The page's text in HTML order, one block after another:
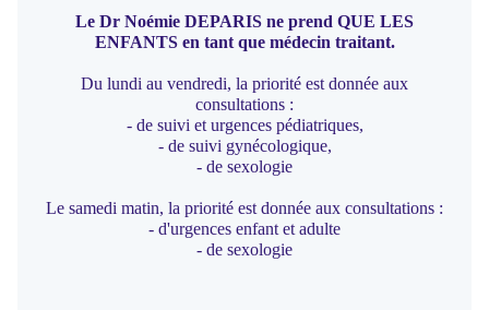
Le Dr Noémie DEPARIS ne prend QUE LES
ENFANTS en tant que médecin traitant.
Du lundi au vendredi, la priorité est donnée aux
consultations :
- de suivi et urgences pédiatriques,
- de suivi gynécologique,
- de sexologie
Le samedi matin, la priorité est donnée aux consultations :
- d'urgences enfant et adulte
- de sexologie